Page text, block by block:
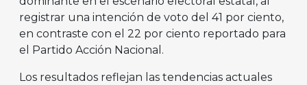
registrar una intención de voto del 41 por ciento,
en contraste con el 22 por ciento reportado para
el Partido Acción Nacional.
Los resultados reflejan las tendencias actuales